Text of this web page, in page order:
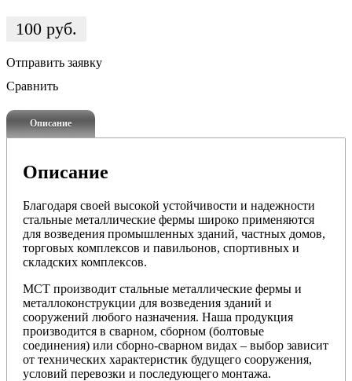
100 руб.
Отправить заявку
Сравнить
Описание
Описание
Благодаря своей высокой устойчивости и надежности
стальные металлические фермы широко применяются
для возведения промышленных зданий, частных домов,
торговых комплексов и павильонов, спортивных и
складских комплексов.
МСТ производит стальные металлические фермы и
металлоконструкции для возведения зданий и
сооружений любого назначения. Наша продукция
производится в сварном, сборном (болтовые
соединения) или сборно-сварном видах – выбор зависит
от технических характеристик будущего сооружения,
условий перевозки и последующего монтажа.